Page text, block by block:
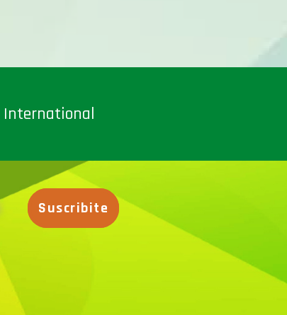
International
Suscribite